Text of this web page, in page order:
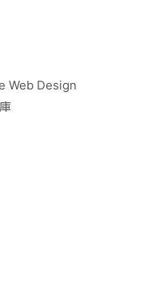
Web Design